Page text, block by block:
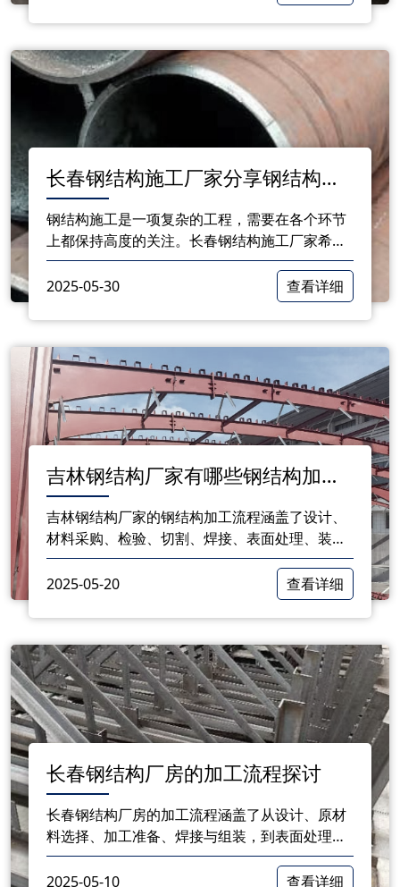
长春钢结构施工厂家分享钢结构施
工时的注意事项
钢结构施工是一项复杂的工程，需要在各个环节
上都保持高度的关注。长春钢结构施工厂家希望
通过以上注意事项的分享，帮助相关从业人员在
施工过程中提高质量与安全意识。
2025-05-30 查看详细
吉林钢结构厂家有哪些钢结构加工
流程
吉林钢结构厂家的钢结构加工流程涵盖了设计、
材料采购、检验、切割、焊接、表面处理、装配
及现场安装等多个环节。通过标准化的流程，厂
家能够有效提高钢结构的生产效率和质量，满足
2025-05-20 查看详细
长春钢结构厂房的加工流程探讨
长春钢结构厂房的加工流程涵盖了从设计、原材
料选择、加工准备、焊接与组装，到表面处理、
运输与安装，验收与交付等多个环节。每个环节
都需要精细的管理和严格的质量控制，以确保产
2025-05-10 查看详细